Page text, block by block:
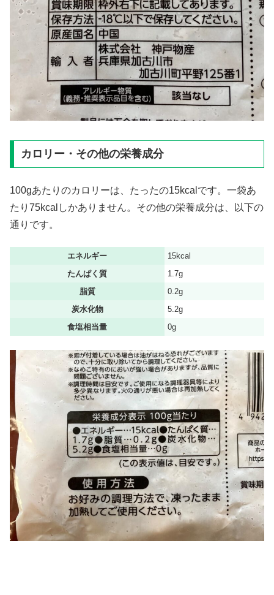
カロリー・その他の栄養成分
100gあたりのカロリーは、たったの15kcalです。一袋あ
たり75kcalしかありません。その他の栄養成分は、以下の
通りです。
エネルギー
15kcal
たんぱく質
1.7g
脂質
0.2g
炭水化物
5.2g
食塩相当量
0g